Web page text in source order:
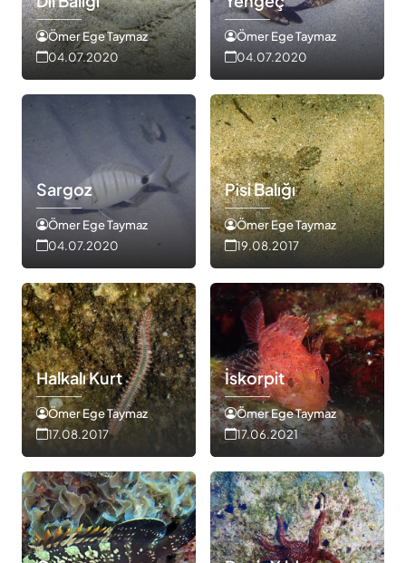
Ömer Ege Taymaz
04.07.2020
Ömer Ege Taymaz
04.07.2020
Sargoz
Ömer Ege Taymaz
04.07.2020
Pisi Balığı
Ömer Ege Taymaz
19.08.2017
Halkalı Kurt
Ömer Ege Taymaz
17.08.2017
İskorpit
Ömer Ege Taymaz
17.06.2021